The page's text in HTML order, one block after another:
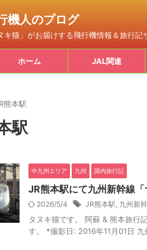
機人のプログ
猫」がお届けする飛行機情報＆旅行記
ホーム JAL関連
熊本駅
駅
中九州エリア 九州 国内旅行記
JR熊本駅にて九州新幹線
2026/5/4 JR熊本駅, 九州新
タヌキ猫です。 阿蘇 & 熊本旅行
す。 *撮影日: 2016年11月01日